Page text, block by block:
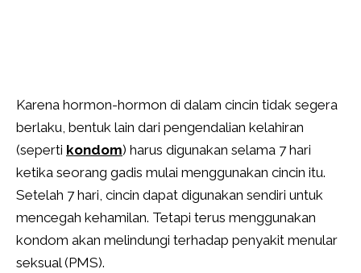
Karena hormon-hormon di dalam cincin tidak segera
berlaku, bentuk lain dari pengendalian kelahiran
(seperti kondom) harus digunakan selama 7 hari
ketika seorang gadis mulai menggunakan cincin itu.
Setelah 7 hari, cincin dapat digunakan sendiri untuk
mencegah kehamilan. Tetapi terus menggunakan
kondom akan melindungi terhadap penyakit menular
seksual (PMS).